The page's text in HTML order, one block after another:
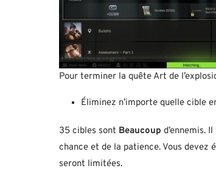
Pour terminer la quête Art de
Éliminez n’importe quelle cible
35 cibles sont Beaucoup d’ennemis.
chance et de la patience. Vous devez
seront limitées.